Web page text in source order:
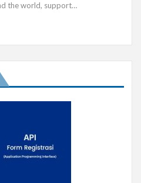
the world, support…